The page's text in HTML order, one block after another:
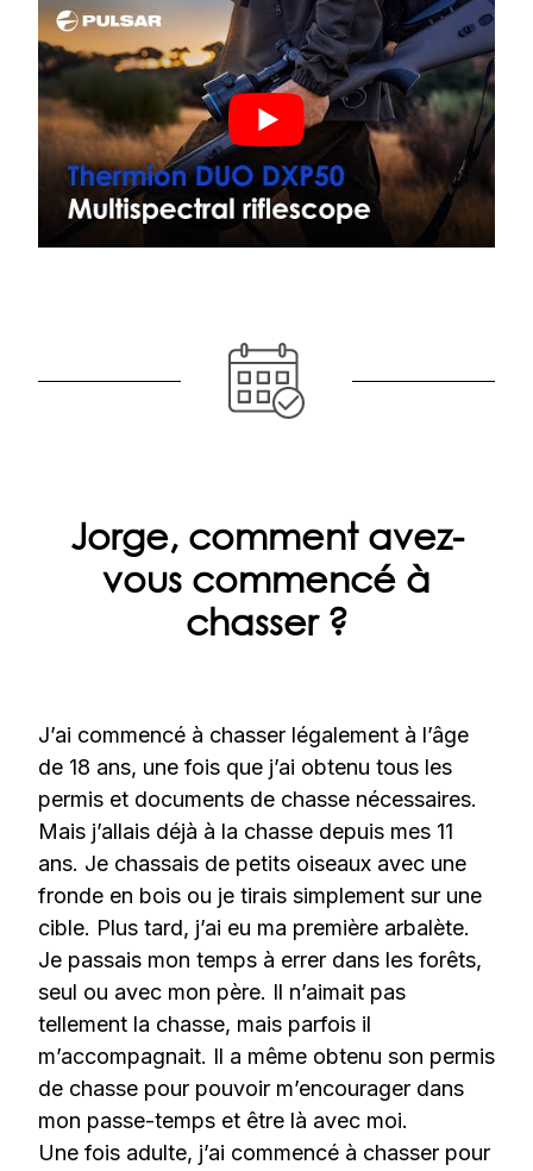
Jorge, comment avez-
vous commencé à
chasser ?
J’ai commencé à chasser légalement à l’âge
de 18 ans, une fois que j’ai obtenu tous les
permis et documents de chasse nécessaires.
Mais j’allais déjà à la chasse depuis mes 11
ans. Je chassais de petits oiseaux avec une
fronde en bois ou je tirais simplement sur une
cible. Plus tard, j’ai eu ma première arbalète.
Je passais mon temps à errer dans les forêts,
seul ou avec mon père. Il n’aimait pas
tellement la chasse, mais parfois il
m’accompagnait. Il a même obtenu son permis
de chasse pour pouvoir m’encourager dans
mon passe-temps et être là avec moi.
Une fois adulte, j’ai commencé à chasser pour